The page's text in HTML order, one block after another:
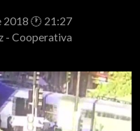
2018 🕐 21:27
- Cooperativa